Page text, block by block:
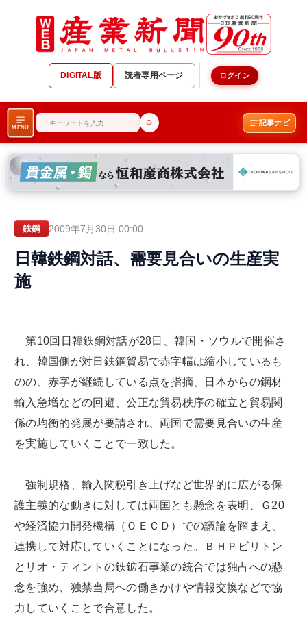
DIGITAL版 読者専用ページ ログイン
MENU
記事ナビ
鉄鋼 2009年7月30日 00:00
日韓鉄鋼対話、需要見合いの生産実
施
第10回日韓鉄鋼対話が28日、韓国・ソウルで開催さ
れ、韓国側が対日鉄鋼貿易で赤字幅は縮小しているも
のの、赤字が継続している点を指摘、日本からの鋼材
輸入急増などの回避、公正な貿易秩序の確立と貿易関
係の均衡的発展が要請され、両国で需要見合いの生産
を実施していくことで一致した。
強制規格、輸入関税引き上げなど世界的に広がる保
護主義的な動きに対しては両国とも懸念を表明、Ｇ20
や経済協力開発機構（ＯＥＣＤ）での議論を踏まえ、
連携して対応していくことになった。ＢＨＰビリトン
とリオ・ティントの鉄鉱石事業の統合では独占への懸
念を強め、独禁当局への働きかけや情報交換などで協
力していくことで合意した。